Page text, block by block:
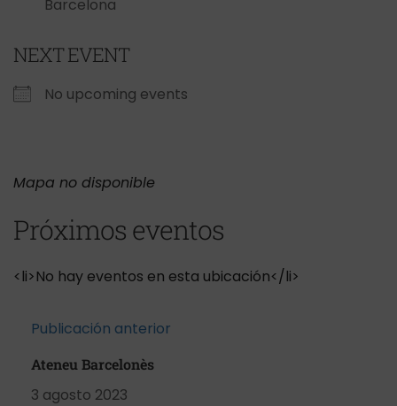
Barcelona
NEXT EVENT
No upcoming events
Mapa no disponible
Próximos eventos
<li>No hay eventos en esta ubicación</li>
Publicación anterior
Ateneu Barcelonès
3 agosto 2023